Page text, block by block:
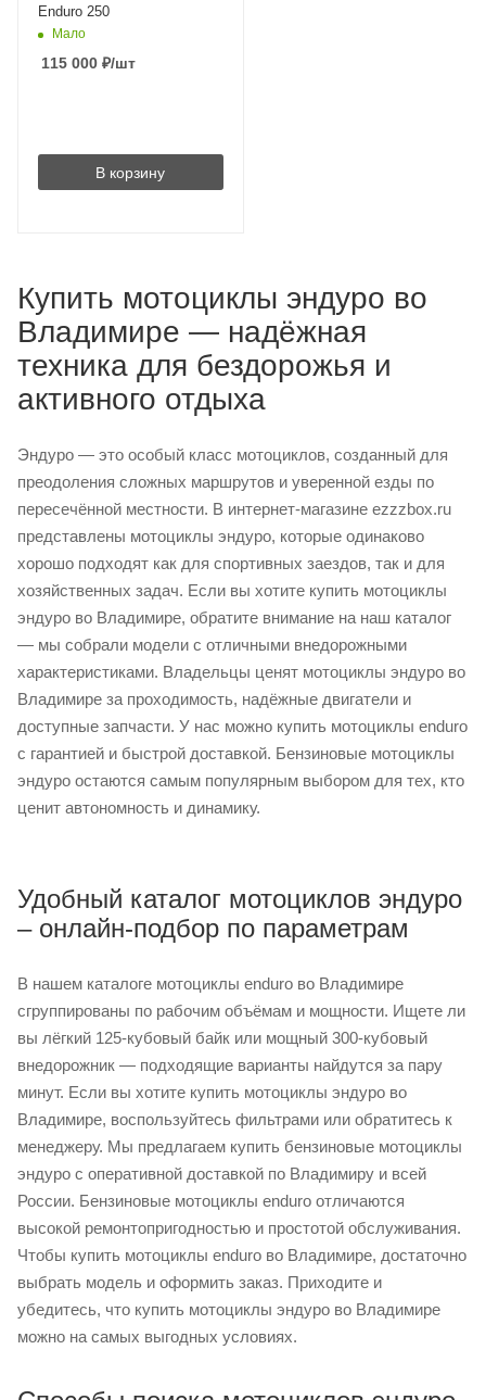
Enduro 250
Мало
115 000 ₽/шт
В корзину
Купить мотоциклы эндуро во
Владимире — надёжная
техника для бездорожья и
активного отдыха
Эндуро — это особый класс мотоциклов, созданный для
преодоления сложных маршрутов и уверенной езды по
пересечённой местности. В интернет-магазине ezzzbox.ru
представлены мотоциклы эндуро, которые одинаково
хорошо подходят как для спортивных заездов, так и для
хозяйственных задач. Если вы хотите купить мотоциклы
эндуро во Владимире, обратите внимание на наш каталог
— мы собрали модели с отличными внедорожными
характеристиками. Владельцы ценят мотоциклы эндуро во
Владимире за проходимость, надёжные двигатели и
доступные запчасти. У нас можно купить мотоциклы enduro
с гарантией и быстрой доставкой. Бензиновые мотоциклы
эндуро остаются самым популярным выбором для тех, кто
ценит автономность и динамику.
Удобный каталог мотоциклов эндуро
– онлайн-подбор по параметрам
В нашем каталоге мотоциклы enduro во Владимире
сгруппированы по рабочим объёмам и мощности. Ищете ли
вы лёгкий 125-кубовый байк или мощный 300-кубовый
внедорожник — подходящие варианты найдутся за пару
минут. Если вы хотите купить мотоциклы эндуро во
Владимире, воспользуйтесь фильтрами или обратитесь к
менеджеру. Мы предлагаем купить бензиновые мотоциклы
эндуро с оперативной доставкой по Владимиру и всей
России. Бензиновые мотоциклы enduro отличаются
высокой ремонтопригодностью и простотой обслуживания.
Чтобы купить мотоциклы enduro во Владимире, достаточно
выбрать модель и оформить заказ. Приходите и
убедитесь, что купить мотоциклы эндуро во Владимире
можно на самых выгодных условиях.